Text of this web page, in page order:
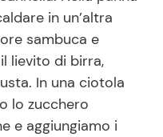
in un’altra
sambuca e
lievito di birra,
In una ciotola
lo zucchero
e aggiungiamo i